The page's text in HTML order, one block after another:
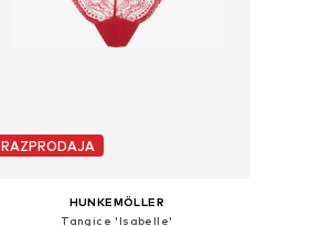
RAZPRODAJA
HUNKEMÖLLER
Tangice 'Isabelle'